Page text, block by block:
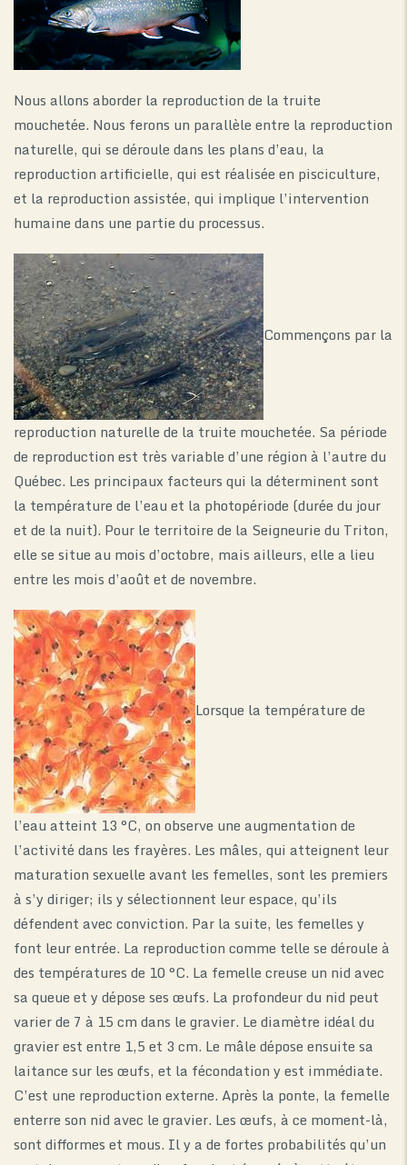
Nous allons aborder la reproduction de la truite
mouchetée. Nous ferons un parallèle entre la reproduction
naturelle, qui se déroule dans les plans d’eau, la
reproduction artificielle, qui est réalisée en pisciculture,
et la reproduction assistée, qui implique l’intervention
humaine dans une partie du processus.
Commençons par la
reproduction naturelle de la truite mouchetée. Sa période
de reproduction est très variable d’une région à l’autre du
Québec. Les principaux facteurs qui la déterminent sont
la température de l’eau et la photopériode (durée du jour
et de la nuit). Pour le territoire de la Seigneurie du Triton,
elle se situe au mois d’octobre, mais ailleurs, elle a lieu
entre les mois d’août et de novembre.
Lorsque la température de
l’eau atteint 13 °C, on observe une augmentation de
l’activité dans les frayères. Les mâles, qui atteignent leur
maturation sexuelle avant les femelles, sont les premiers
à s’y diriger; ils y sélectionnent leur espace, qu’ils
défendent avec conviction. Par la suite, les femelles y
font leur entrée. La reproduction comme telle se déroule à
des températures de 10 °C. La femelle creuse un nid avec
sa queue et y dépose ses œufs. La profondeur du nid peut
varier de 7 à 15 cm dans le gravier. Le diamètre idéal du
gravier est entre 1,5 et 3 cm. Le mâle dépose ensuite sa
laitance sur les œufs, et la fécondation y est immédiate.
C’est une reproduction externe. Après la ponte, la femelle
enterre son nid avec le gravier. Les œufs, à ce moment-là,
sont difformes et mous. Il y a de fortes probabilités qu’un